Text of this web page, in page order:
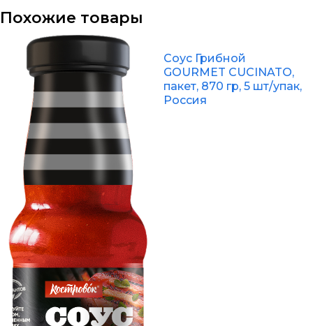
Похожие товары
Соус Грибной
GOURMET CUCINATO,
пакет, 870 гр, 5 шт/упак,
Россия